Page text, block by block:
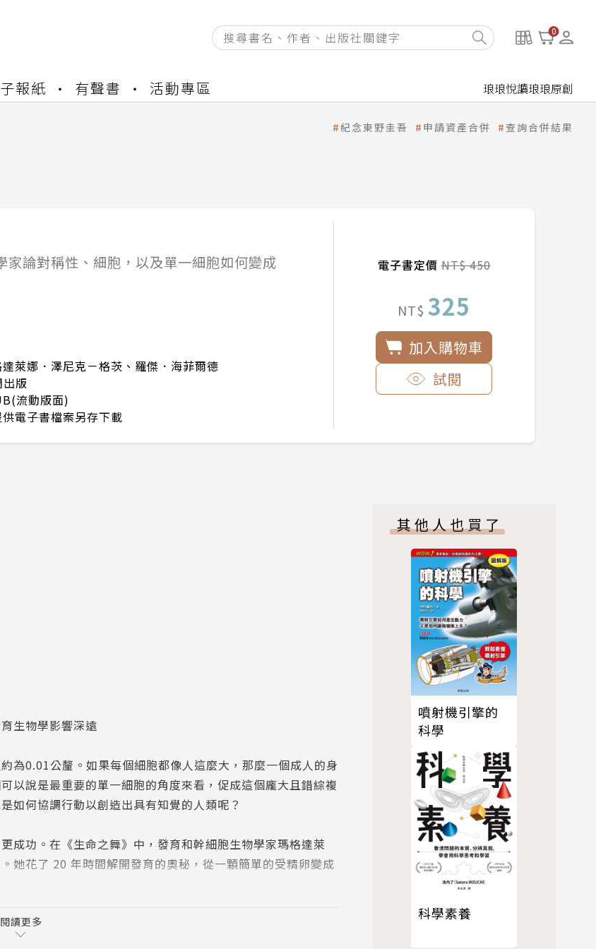
0
報紙 有聲書 活動專區 琅琅悅讀琅琅原創
暫停部分閱讀服務
果查詢
暫停部分閱讀服務
紀念東野圭吾 申請資產合併 查詢合併結果
家論對稱性、細胞，以及單一細胞如何變成
萊娜．澤尼克－格茨、羅傑．海菲爾德
出版
流動版面)
電子書檔案另存下載
電子書定價NT$ 450
NT$ 325
加入購物車
試閱
生物學影響深遠
為0.01公釐。如果每個細胞都像人這麼大，那麼一個成人的身
以說是最重要的單一細胞的角度來看，促成這個龐大且錯綜複
如何協調行動以創造出具有知覺的人類呢？
成功。在《生命之舞》中，發育和幹細胞生物學家瑪格達萊
她花了 20 年時間解開發育的奧秘，從一顆簡單的受精卵變成
人造胚胎模型的開創性實驗為更多女性如何維持懷孕帶來了希
的交點，對未來生育能力和生命本身的描繪極具啟發性。
閱讀更多
其他人也買了
噴射機引擎的
科學
科學素養